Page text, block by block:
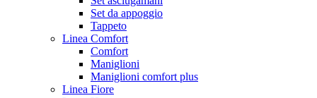
Set da appoggio
Tappeto
Linea Comfort
Comfort
Maniglioni
Maniglioni comfort plus
Linea Fiore